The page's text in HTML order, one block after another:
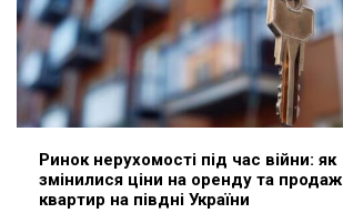
Ринок нерухомості під час війни: як
змінилися ціни на оренду та продаж
квартир на півдні України